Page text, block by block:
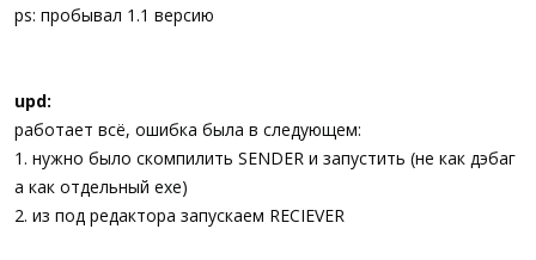
ps: пробывал 1.1 версию
upd:
работает всё, ошибка была в следующем:
1. нужно было скомпилить SENDER и запустить (не как дэбаг
а как отдельный ехе)
2. из под редактора запускаем RECIEVER